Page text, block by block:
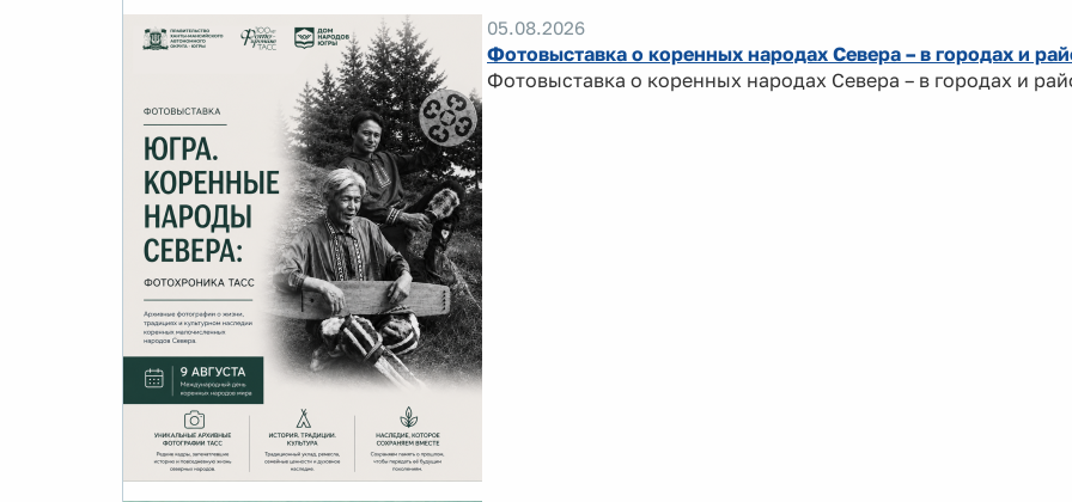
05.08.2026
Фотовыставка о коренных народах Севера – в городах и
Фотовыставка о коренных народах Севера – в городах и